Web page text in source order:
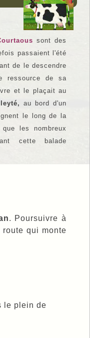
sont des
passaient l'été
de le descendre
ressource de sa
et le plaçait au
leyté, au bord d'un
le long de la
les nombreux
cette balade
. Poursuivre à
qui monte
le plein de